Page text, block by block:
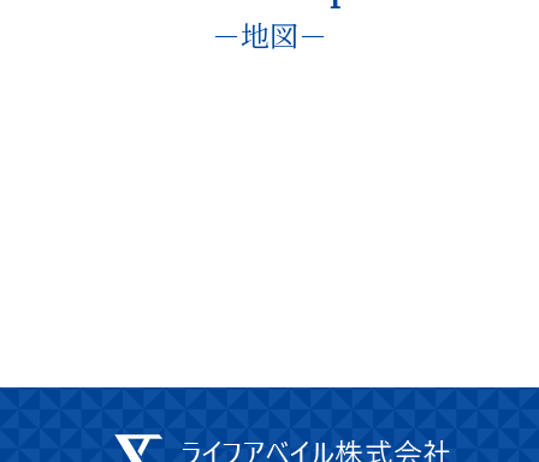
－地図－